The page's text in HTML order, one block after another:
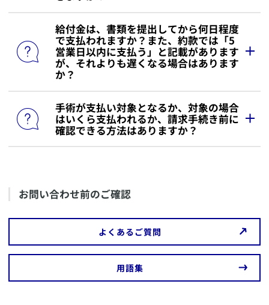
​ご契約者さまがお子さま、保険料負担者がお父さまも
しくはお母さまの場合、お父さまもしくはお母さまが
申告できます。
ただしお父さまもしくはお母さまが保険料を払い込ま
とが確認できる通帳のコピーなど）の提出が必要にな
る場合があります。
詳細は、ご提出される勤務先または所轄の税務署にご
​給付金は、書類を提出してから何日程度
で支払われますか？また、約款では「5
営業日以内に支払う」と記載があります
が、それよりも遅くなる場合はあります
か？
​給付金等をお支払いするための確認等が必要な場合を
除き、書類が弊社に到着した日※1 の翌日※2からその
日を含めて5営業日以内（土日・祝日・年末年始を除
遅延利息の詳細については、
完了し「お支払いのご案内」が届きました。「遅延利
か？」をご確認ください。
※1
ご請求に必要な書類が全て当社（当社の本社、支社、
営業店など）に到着した日となります。インターネッ
トによるご請求の場合は、お手続きが完了した日とな
​手術が支払い対象となるか、対象の場合
はいくら支払われるか、請求手続き前に
確認できる方法はありますか？
チェックを入れ、備考欄に以下をご入力ください。
・正式な手術名（または診療報酬点数表上のコード）
またはご契約者ご本人さまからカスタマーサービスセ
もしくは最寄の営業店までお問い合わせくださ
い。
なお、手術が支払い対象になるかのみを確認されたい
場合は、「給付金をお支払いできる手術・できない手
​お問い合わせ前のご確認
​よくあるご質問
​用語集